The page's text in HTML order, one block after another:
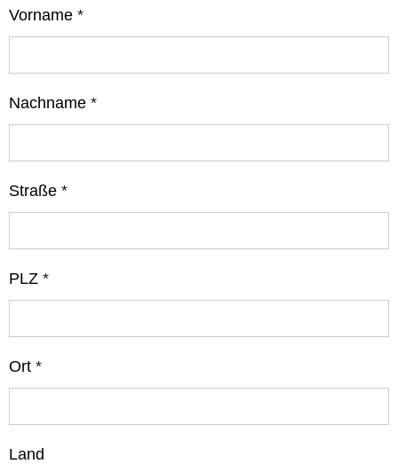
Vorname *
Nachname *
Straße *
PLZ *
Ort *
Land